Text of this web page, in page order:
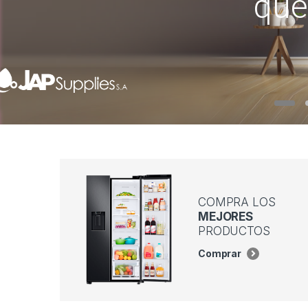
COMPRA LOS
MEJORES
PRODUCTOS
Comprar